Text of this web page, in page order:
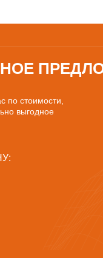
по стоимости,
выгодное